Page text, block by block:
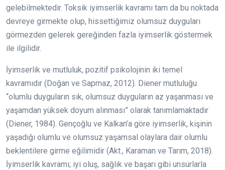
gelebilmektedir. Toksik iyimserlik kavramı tam da bu noktada
devreye girmekte olup, hissettiğimiz olumsuz duyguları
görmezden gelerek gereğinden fazla iyimserlik göstermek
ile ilgilidir.
İyimserlik ve mutluluk, pozitif psikolojinin iki temel
kavramıdır (Doğan ve Sapmaz, 2012). Diener mutluluğu
“olumlu duyguların sık, olumsuz duyguların az yaşanması ve
yaşamdan yüksek doyum alınması” olarak tanımlamaktadır
(Diener, 1984). Gençoğlu ve Kalkan’a göre iyimserlik, kişinin
yaşadığı olumlu ve olumsuz yaşamsal olaylara dair olumlu
beklentilere girme eğilimidir (Akt., Karaman ve Tarım, 2018).
İyimserlik kavramı; iyi oluş, sağlık ve başarı gibi unsurlarla